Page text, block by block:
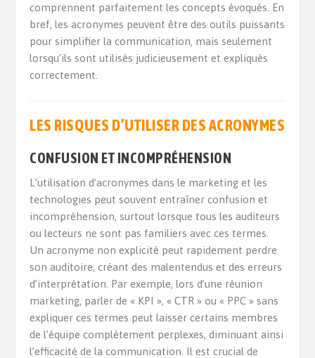
comprennent parfaitement les concepts évoqués. En
bref, les acronymes peuvent être des outils puissants
pour simplifier la communication, mais seulement
lorsqu’ils sont utilisés judicieusement et expliqués
correctement.
LES RISQUES D’UTILISER DES ACRONYMES
CONFUSION ET INCOMPRÉHENSION
L’utilisation d’acronymes dans le marketing et les
technologies peut souvent entraîner confusion et
incompréhension, surtout lorsque tous les auditeurs
ou lecteurs ne sont pas familiers avec ces termes.
Un acronyme non explicité peut rapidement perdre
son auditoire, créant des malentendus et des erreurs
d’interprétation. Par exemple, lors d’une réunion
marketing, parler de « KPI », « CTR » ou « PPC » sans
expliquer ces termes peut laisser certains membres
de l’équipe complètement perplexes, diminuant ainsi
l’efficacité de la communication. Il est crucial de